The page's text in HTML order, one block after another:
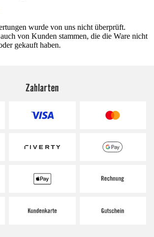
wurde von uns nicht überprüft.
von Kunden stammen, die die Ware nicht
gekauft haben.
Zahlarten